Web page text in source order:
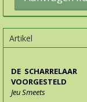
Artikel
DE SCHARRELAAR
Jeu Smeets